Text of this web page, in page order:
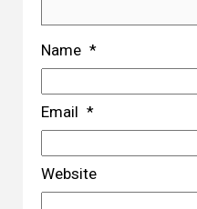
Name *
Email *
Website